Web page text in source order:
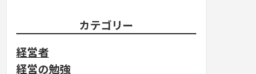
カテゴリー
経営者
経営の勉強